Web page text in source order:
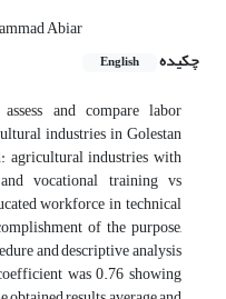
Abiar
چکیده
English
and compare labor
industries in Golestan
agricultural industries with
vocational training vs
workforce in technical
of the purpose,
and descriptive analysis
was 0.76 showing